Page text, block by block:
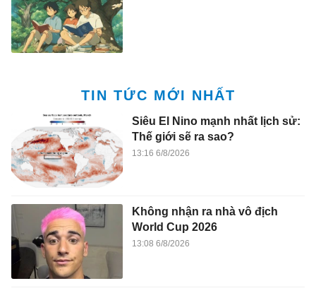
TIN TỨC MỚI NHẤT
Siêu El Nino mạnh nhất lịch sử:
Thế giới sẽ ra sao?
13:16 6/8/2026
Không nhận ra nhà vô địch
World Cup 2026
13:08 6/8/2026